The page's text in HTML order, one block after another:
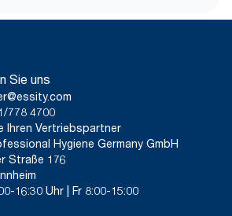
Sie uns
778 4700
Ihren Vertriebspartner
Hygiene Germany GmbH
Straße 176
16:30 Uhr | Fr 8:00-15:00